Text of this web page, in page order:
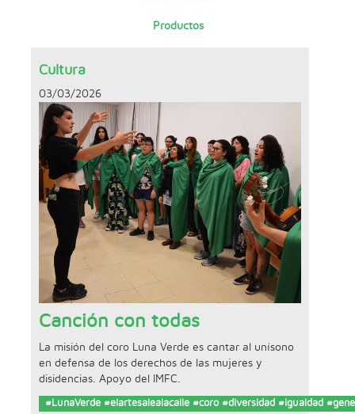
Productos
Cultura
03/03/2026
Canción con todas
La misión del coro Luna Verde es cantar al unísono
en defensa de los derechos de las mujeres y
disidencias. Apoyo del IMFC.
#LunaVerde #elartesalealacalle #coro #diversidad #igualdad